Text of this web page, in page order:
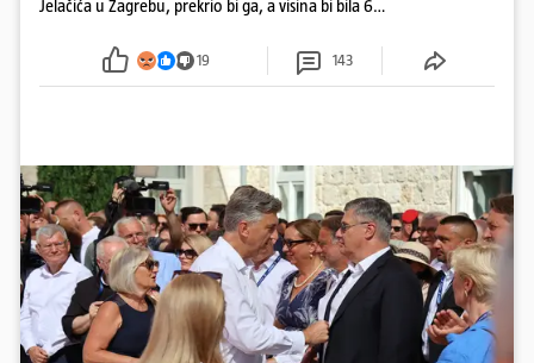
Jelačića u Zagrebu, prekrio bi ga, a visina bi bila 6
Kada bi slagali jednu na drugu, visina bi bila kao
2600 katedrala
19 143